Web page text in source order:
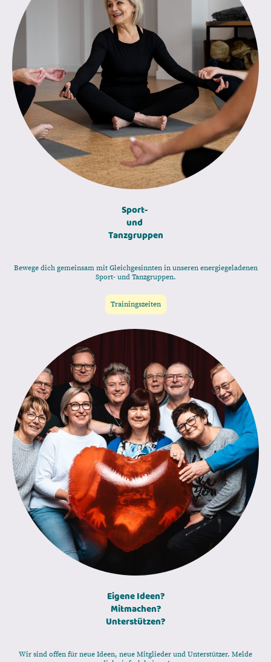
Sport-
und
Tanzgruppen
Bewege dich gemeinsam mit Gleichgesinnten in unseren energiegeladenen
Sport- und Tanzgruppen.
Trainingszeiten
Eigene Ideen?
Mitmachen?
Unterstützen?
Wir sind offen für neue Ideen, neue Mitglieder und Unterstützer. Melde